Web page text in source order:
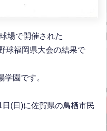
場で開催された
球福岡県大会の結果で
園です。
(日)に佐賀県の鳥栖市民